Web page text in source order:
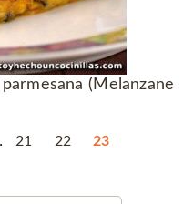
(Melanzane
21 22 23